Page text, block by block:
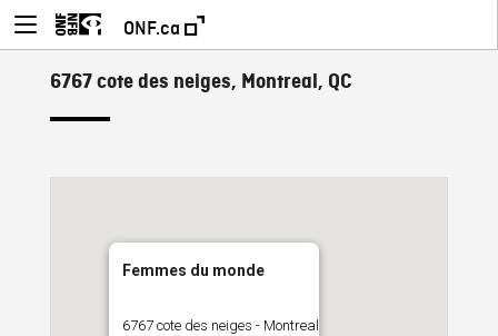
ONF.ca
6767 cote des neiges, Montreal, QC
Femmes du monde
6767 cote des neiges - Montreal